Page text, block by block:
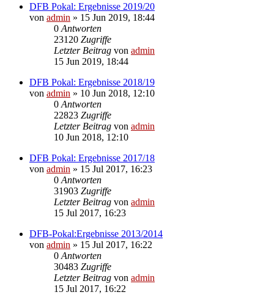
DFB Pokal: Ergebnisse 2019/20
von admin » 15 Jun 2019, 18:44
0 Antworten
23120 Zugriffe
Letzter Beitrag von admin
15 Jun 2019, 18:44
DFB Pokal: Ergebnisse 2018/19
von admin » 10 Jun 2018, 12:10
0 Antworten
22823 Zugriffe
Letzter Beitrag von admin
10 Jun 2018, 12:10
DFB Pokal: Ergebnisse 2017/18
von admin » 15 Jul 2017, 16:23
0 Antworten
31903 Zugriffe
Letzter Beitrag von admin
15 Jul 2017, 16:23
DFB-Pokal:Ergebnisse 2013/2014
von admin » 15 Jul 2017, 16:22
0 Antworten
30483 Zugriffe
Letzter Beitrag von admin
15 Jul 2017, 16:22